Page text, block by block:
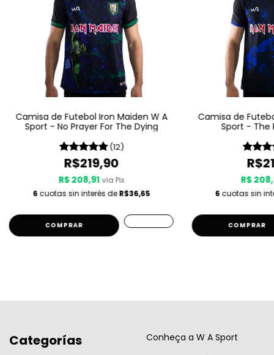
Camisa de Futebol Iron Maiden W A
Sport - No Prayer For The Dying
(12)
R$219,90
R$ 208,91 via Pix
6 cuotas sin interés deR$36,65
COMPRAR
Camisa de
Sport - The
R$
6 cuotas sin
COMPRAR
Categorías Conheça a W A Sport